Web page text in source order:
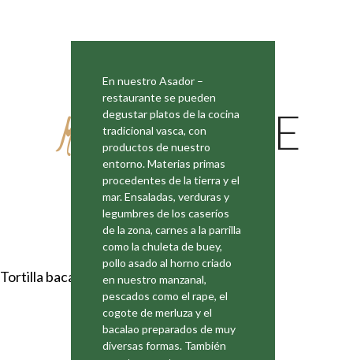
En nuestro Asador –
restaurante se pueden
degustar platos de la cocina
tradicional vasca, con
productos de nuestro
entorno. Materias primas
procedentes de la tierra y el
mar. Ensaladas, verduras y
legumbres de los caseríos
de la zona, carnes a la parrilla
como la chuleta de buey,
pollo asado al horno criado
en nuestro manzanal,
pescados como el rape, el
cogote de merluza y el
bacalao preparados de muy
diversas formas. También
MENUCIDRERIE
€ – 1 botella sidra o zumo por menú
Tortilla bacalao